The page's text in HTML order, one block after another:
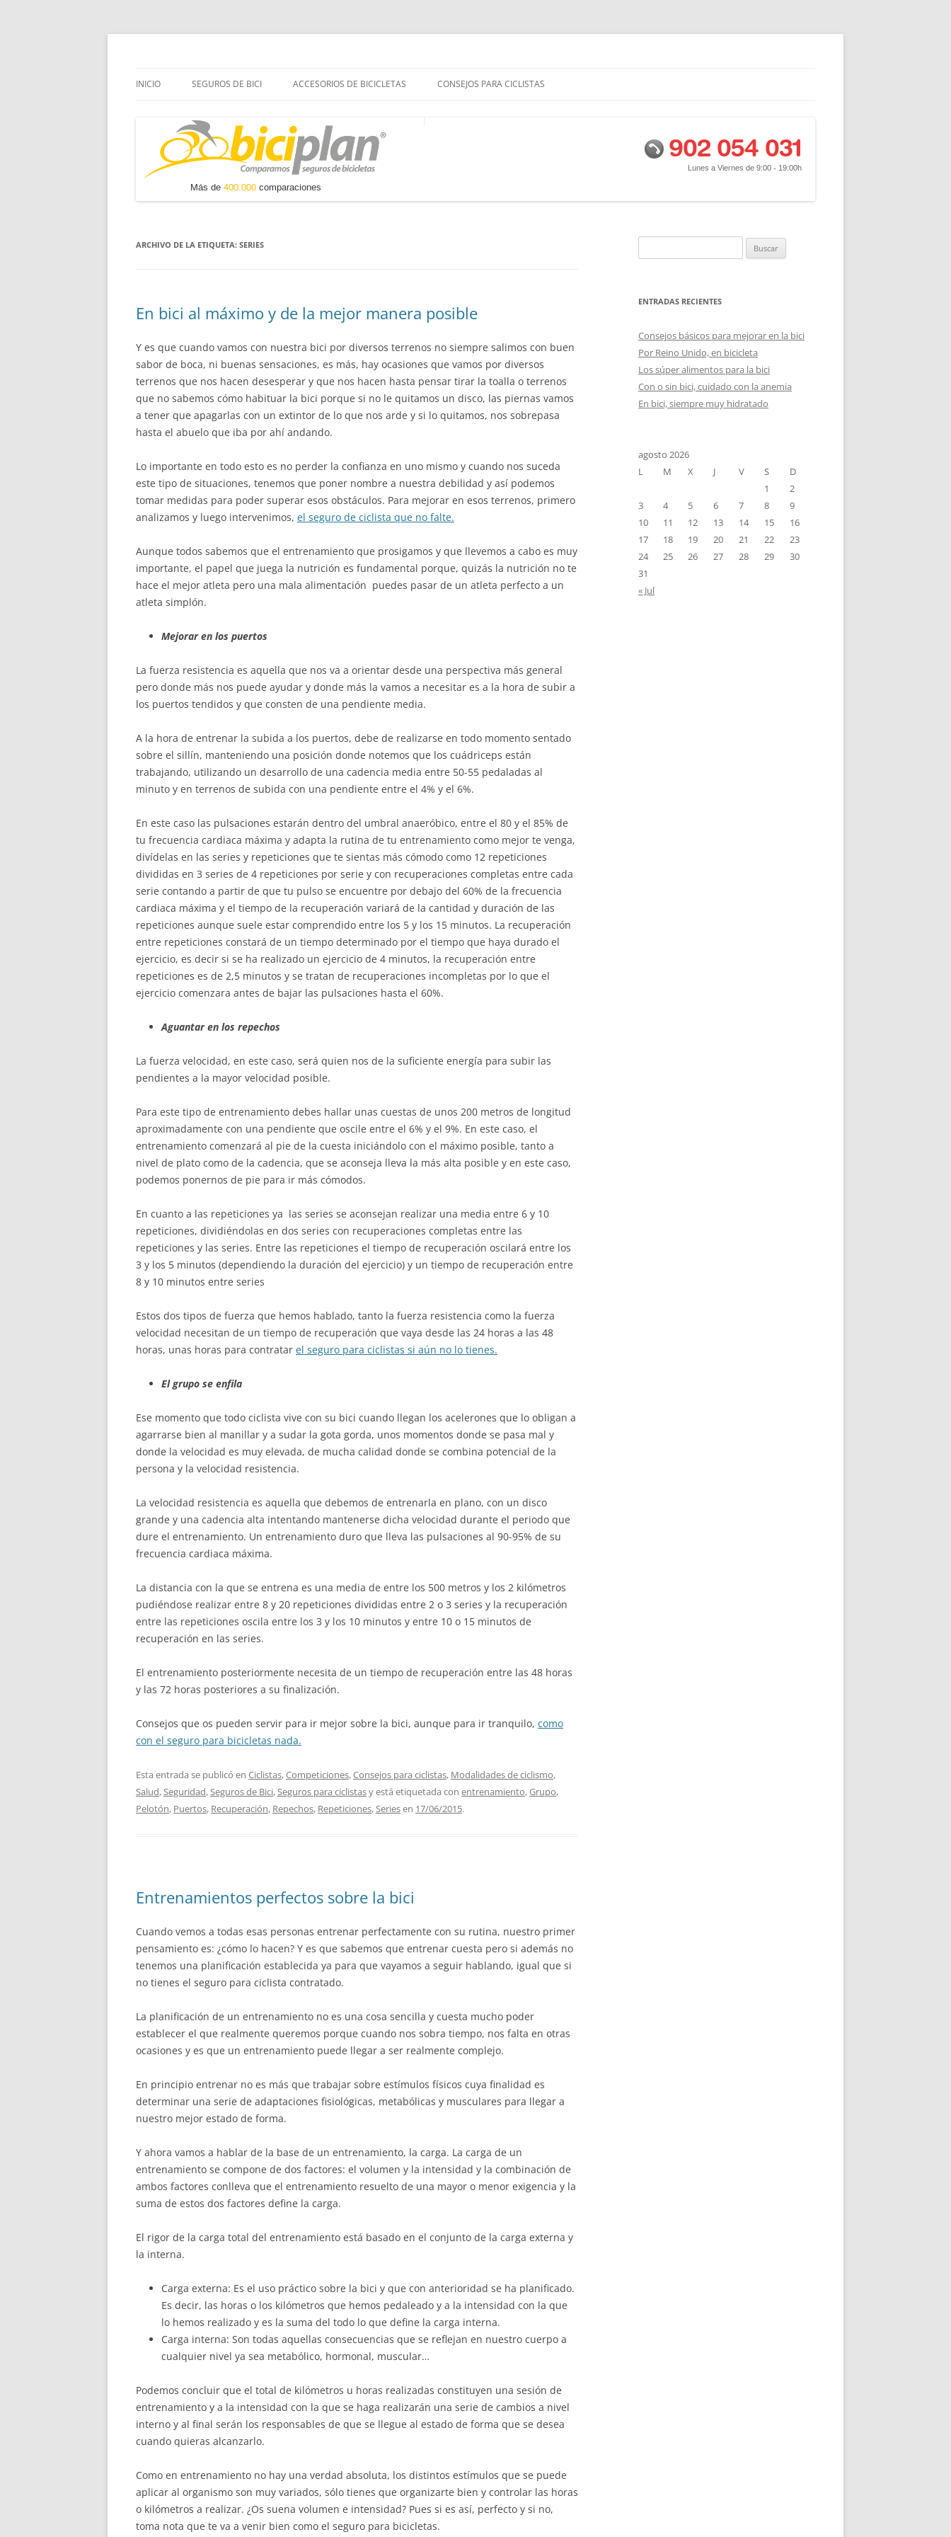
Saltar
INICIO SEGUROS DE BICI ACCESORIOS DE BICICLETAS CONSEJOS PARA CICLISTAS
ARCHIVO DE LA ETIQUETA: SERIES
En bici al máximo y de la mejor manera posible
Y es que cuando vamos con nuestra bici por diversos terrenos no siempre salimos con buen
sabor de boca, ni buenas sensaciones, es más, hay ocasiones que vamos por diversos
terrenos que nos hacen desesperar y que nos hacen hasta pensar tirar la toalla o terrenos
que no sabemos cómo habituar la bici porque si no le quitamos un disco, las piernas vamos
a tener que apagarlas con un extintor de lo que nos arde y si lo quitamos, nos sobrepasa
hasta el abuelo que iba por ahí andando.
Lo importante en todo esto es no perder la confianza en uno mismo y cuando nos suceda
este tipo de situaciones, tenemos que poner nombre a nuestra debilidad y así podemos
tomar medidas para poder superar esos obstáculos. Para mejorar en esos terrenos, primero
analizamos y luego intervenimos, el seguro de ciclista que no falte.
Aunque todos sabemos que el entrenamiento que prosigamos y que llevemos a cabo es muy
importante, el papel que juega la nutrición es fundamental porque, quizás la nutrición no te
hace el mejor atleta pero una mala alimentación puedes pasar de un atleta perfecto a un
atleta simplón.
Mejorar en los puertos
La fuerza resistencia es aquella que nos va a orientar desde una perspectiva más general
pero donde más nos puede ayudar y donde más la vamos a necesitar es a la hora de subir a
los puertos tendidos y que consten de una pendiente media.
A la hora de entrenar la subida a los puertos, debe de realizarse en todo momento sentado
sobre el sillín, manteniendo una posición donde notemos que los cuádriceps están
trabajando, utilizando un desarrollo de una cadencia media entre 50-55 pedaladas al
minuto y en terrenos de subida con una pendiente entre el 4% y el 6%.
En este caso las pulsaciones estarán dentro del umbral anaeróbico, entre el 80 y el 85% de
tu frecuencia cardiaca máxima y adapta la rutina de tu entrenamiento como mejor te venga,
divídelas en las series y repeticiones que te sientas más cómodo como 12 repeticiones
divididas en 3 series de 4 repeticiones por serie y con recuperaciones completas entre cada
serie contando a partir de que tu pulso se encuentre por debajo del 60% de la frecuencia
cardiaca máxima y el tiempo de la recuperación variará de la cantidad y duración de las
repeticiones aunque suele estar comprendido entre los 5 y los 15 minutos. La recuperación
entre repeticiones constará de un tiempo determinado por el tiempo que haya durado el
ejercicio, es decir si se ha realizado un ejercicio de 4 minutos, la recuperación entre
repeticiones es de 2,5 minutos y se tratan de recuperaciones incompletas por lo que el
ejercicio comenzara antes de bajar las pulsaciones hasta el 60%.
Aguantar en los repechos
La fuerza velocidad, en este caso, será quien nos de la suficiente energía para subir las
pendientes a la mayor velocidad posible.
Para este tipo de entrenamiento debes hallar unas cuestas de unos 200 metros de longitud
aproximadamente con una pendiente que oscile entre el 6% y el 9%. En este caso, el
entrenamiento comenzará al pie de la cuesta iniciándolo con el máximo posible, tanto a
nivel de plato como de la cadencia, que se aconseja lleva la más alta posible y en este caso,
podemos ponernos de pie para ir más cómodos.
En cuanto a las repeticiones ya las series se aconsejan realizar una media entre 6 y 10
repeticiones, dividiéndolas en dos series con recuperaciones completas entre las
repeticiones y las series. Entre las repeticiones el tiempo de recuperación oscilará entre los
3 y los 5 minutos (dependiendo la duración del ejercicio) y un tiempo de recuperación entre
8 y 10 minutos entre series
Estos dos tipos de fuerza que hemos hablado, tanto la fuerza resistencia como la fuerza
velocidad necesitan de un tiempo de recuperación que vaya desde las 24 horas a las 48
horas, unas horas para contratar el seguro para ciclistas si aún no lo tienes.
El grupo se enfila
Ese momento que todo ciclista vive con su bici cuando llegan los acelerones que lo obligan a
agarrarse bien al manillar y a sudar la gota gorda, unos momentos donde se pasa mal y
donde la velocidad es muy elevada, de mucha calidad donde se combina potencial de la
persona y la velocidad resistencia.
La velocidad resistencia es aquella que debemos de entrenarla en plano, con un disco
grande y una cadencia alta intentando mantenerse dicha velocidad durante el periodo que
dure el entrenamiento. Un entrenamiento duro que lleva las pulsaciones al 90-95% de su
frecuencia cardiaca máxima.
La distancia con la que se entrena es una media de entre los 500 metros y los 2 kilómetros
pudiéndose realizar entre 8 y 20 repeticiones divididas entre 2 o 3 series y la recuperación
entre las repeticiones oscila entre los 3 y los 10 minutos y entre 10 o 15 minutos de
recuperación en las series.
El entrenamiento posteriormente necesita de un tiempo de recuperación entre las 48 horas
y las 72 horas posteriores a su finalización.
Consejos que os pueden servir para ir mejor sobre la bici, aunque para ir tranquilo, como
con el seguro para bicicletas nada.
Esta entrada se publicó en Ciclistas,Competiciones,Consejos para ciclistas, Modalidades de ciclismo,
Salud,Seguridad,Seguros de Bici,Seguros para ciclistasy está etiquetada con entrenamiento,Grupo,
Pelotón, Puertos, Recuperación, Repechos, Repeticiones,Seriesen 17/06/2015.
Entrenamientos perfectos sobre la bici
Cuando vemos a todas esas personas entrenar perfectamente con su rutina, nuestro primer
pensamiento es: ¿cómo lo hacen? Y es que sabemos que entrenar cuesta pero si además no
tenemos una planificación establecida ya para que vayamos a seguir hablando, igual que si
no tienes el seguro para ciclista contratado.
La planificación de un entrenamiento no es una cosa sencilla y cuesta mucho poder
establecer el que realmente queremos porque cuando nos sobra tiempo, nos falta en otras
ocasiones y es que un entrenamiento puede llegar a ser realmente complejo.
En principio entrenar no es más que trabajar sobre estímulos físicos cuya finalidad es
determinar una serie de adaptaciones fisiológicas, metabólicas y musculares para llegar a
nuestro mejor estado de forma.
Y ahora vamos a hablar de la base de un entrenamiento, la carga. La carga de un
entrenamiento se compone de dos factores: el volumen y la intensidad y la combinación de
ambos factores conlleva que el entrenamiento resuelto de una mayor o menor exigencia y la
suma de estos dos factores define la carga.
El rigor de la carga total del entrenamiento está basado en el conjunto de la carga externa y
la interna.
Carga externa: Es el uso práctico sobre la bici y que con anterioridad se ha planificado.
Es decir, las horas o los kilómetros que hemos pedaleado y a la intensidad con la que
lo hemos realizado y es la suma del todo lo que define la carga interna.
Carga interna: Son todas aquellas consecuencias que se reflejan en nuestro cuerpo a
cualquier nivel ya sea metabólico, hormonal, muscular…
Podemos concluir que el total de kilómetros u horas realizadas constituyen una sesión de
entrenamiento y a la intensidad con la que se haga realizarán una serie de cambios a nivel
interno y al final serán los responsables de que se llegue al estado de forma que se desea
cuando quieras alcanzarlo.
Como en entrenamiento no hay una verdad absoluta, los distintos estímulos que se puede
aplicar al organismo son muy variados, sólo tienes que organizarte bien y controlar las horas
o kilómetros a realizar. ¿Os suena volumen e intensidad? Pues si es así, perfecto y si no,
toma nota que te va a venir bien como el seguro para bicicletas.
ENTRADAS RECIENTES
Consejos básicos para mejorar en la bici
Por Reino Unido, en bicicleta
Los súper alimentos para la bici
Con o sin bici, cuidado con la anemia
En bici, siempre muy hidratado
agosto 2026
L
M X J V S
D
1
2
3
4 5 6 7 8
9
10
11 12 13 14 15
16
17
18 19 20 21 22
23
24
25 26 27 28 29
30
31
« Jul